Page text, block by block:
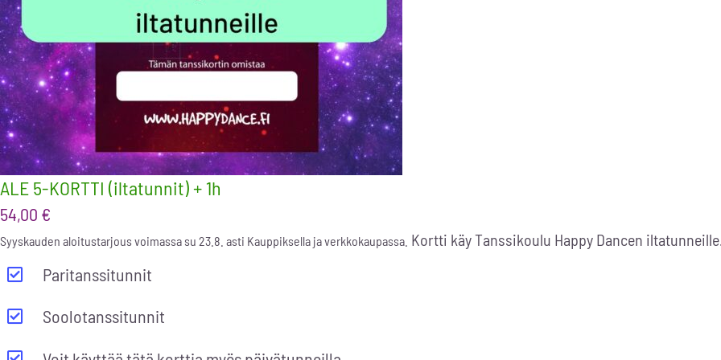
ALE 5-KORTTI (iltatunnit) + 1h
54,00 €
Syyskauden aloitustarjous voimassa su 23.8. asti Kauppiksella ja verkkokaupassa. Kortti käy Tanssikoulu Happy Dancen
Paritanssitunnit
Soolotanssitunnit